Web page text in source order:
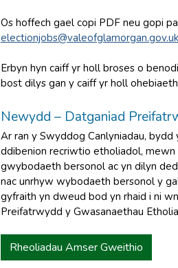
Os hoffech gael copi PDF neu gopi
electionjobs@valeofglamorgan.gov.uk
Erbyn hyn caiff yr holl broses o
bost dilys gan y caiff yr holl
Newydd – Datganiad
Ar ran y Swyddog Canlyniadau,
ddibenion recriwtio etholiadol,
gwybodaeth bersonol ac yn dilyn
nac unrhyw wybodaeth bersonol y
gyfraith yn dweud bod yn rhaid i ni
Preifatrwydd y Gwasanaethau
Rheoliadau Amser Gweithio